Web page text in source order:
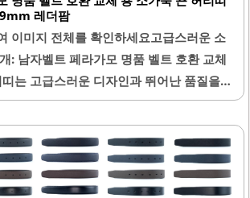
레더팜
이미지 전체를 확인하세요고급스러운 소
: 남자벨트 페라가모 명품 벨트 호환 교체
는 고급스러운 디자인과 뛰어난 품질을
는 국내산 소가죽으로 제작되어 내구성
사용에도 변형이나 마모가 적습니다. 다양
32mm, 29mm로 제공되어 개인의
수 있습니다.벨트의 마감 처리가 깔끔하
을 주며, 착용 시 편안함을 제공합니다. 또